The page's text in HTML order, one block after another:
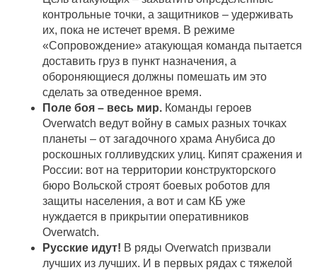
контрольные точки, а защитников – удерживать
их, пока не истечет время. В режиме
«Сопровождение» атакующая команда пытается
доставить груз в пункт назначения, а
обороняющиеся должны помешать им это
сделать за отведенное время.
Поле боя – весь мир. Команды героев
Overwatch ведут войну в самых разных точках
планеты – от загадочного храма Анубиса до
роскошных голливудских улиц. Кипят сражения и
России: вот на территории конструкторского
бюро Вольской строят боевых роботов для
защиты населения, а вот и сам КБ уже
нуждается в прикрытии оперативников
Overwatch.
Русские идут! В ряды Overwatch призвали
лучших из лучших. И в первых рядах с тяжелой